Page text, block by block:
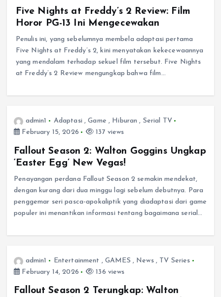
Five Nights at Freddy’s 2 Review: Film
Horor PG-13 Ini Mengecewakan
Penulis ini, yang sebelumnya membela adaptasi pertama
Five Nights at Freddy’s 2, kini menyatakan kekecewaannya
yang mendalam terhadap sekuel film tersebut. Five Nights
at Freddy’s 2 Review mengungkap bahwa film…
admin1 Adaptasi ,Game , Hiburan , Serial TV
February 15, 2026
137 views
Fallout Season 2: Walton Goggins Ungkap
‘Easter Egg’ New Vegas!
Penayangan perdana Fallout Season 2 semakin mendekat,
dengan kurang dari dua minggu lagi sebelum debutnya. Para
penggemar seri pasca-apokaliptik yang diadaptasi dari game
populer ini menantikan informasi tentang bagaimana serial…
admin1 Entertainment , GAMES , News, TV Series
February 14, 2026
136 views
Fallout Season 2 Terungkap: Walton